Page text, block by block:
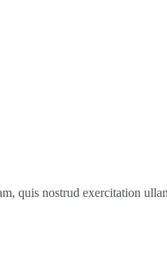
quis nostrud exercitation